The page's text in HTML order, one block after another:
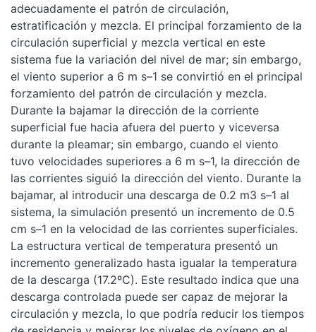
adecuadamente el patrón de circulación,
estratificación y mezcla. El principal forzamiento de la
circulación superficial y mezcla vertical en este
sistema fue la variación del nivel de mar; sin embargo,
el viento superior a 6 m s–1 se convirtió en el principal
forzamiento del patrón de circulación y mezcla.
Durante la bajamar la dirección de la corriente
superficial fue hacia afuera del puerto y viceversa
durante la pleamar; sin embargo, cuando el viento
tuvo velocidades superiores a 6 m s–1, la dirección de
las corrientes siguió la dirección del viento. Durante la
bajamar, al introducir una descarga de 0.2 m3 s–1 al
sistema, la simulación presentó un incremento de 0.5
cm s–1 en la velocidad de las corrientes superficiales.
La estructura vertical de temperatura presentó un
incremento generalizado hasta igualar la temperatura
de la descarga (17.2ºC). Este resultado indica que una
descarga controlada puede ser capaz de mejorar la
circulación y mezcla, lo que podría reducir los tiempos